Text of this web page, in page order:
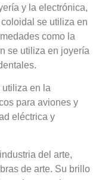
y la electrónica,
se utiliza en
como la
se utiliza en joyería
utiliza en la
para aviones y
eléctrica y
del arte,
de arte. Su brillo